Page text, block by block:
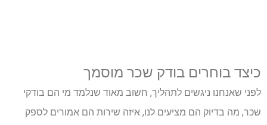
כיצד בוחרים בודק שכר מוסמך
לפני שאנחנו ניגשים לתהליך, חשוב מאוד שנלמד מי הם בודקי
שכר, מה בדיוק הם מציעים לנו, איזה שירות הם אמורים לספק